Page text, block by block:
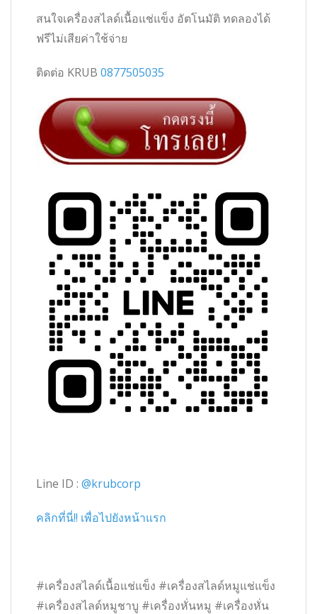
สนใจเครื่องสไลด์เนื้อแช่แข็ง อัตโนมัติ ทดลองได้
ฟรีไม่เสียค่าใช้จ่าย
ติดต่อ KRUB 0877505035
Line ID : @krubcorp
คลิกที่นี่!! เพื่อไปยังหน้าแรก
#เครื่องสไลด์เนื้อแช่แข็ง #เครื่องสไลด์หมูแช่แข็ง
#เครื่องสไลด์หมูชาบู #เครื่องหั่นหมู #เครื่องหั่น